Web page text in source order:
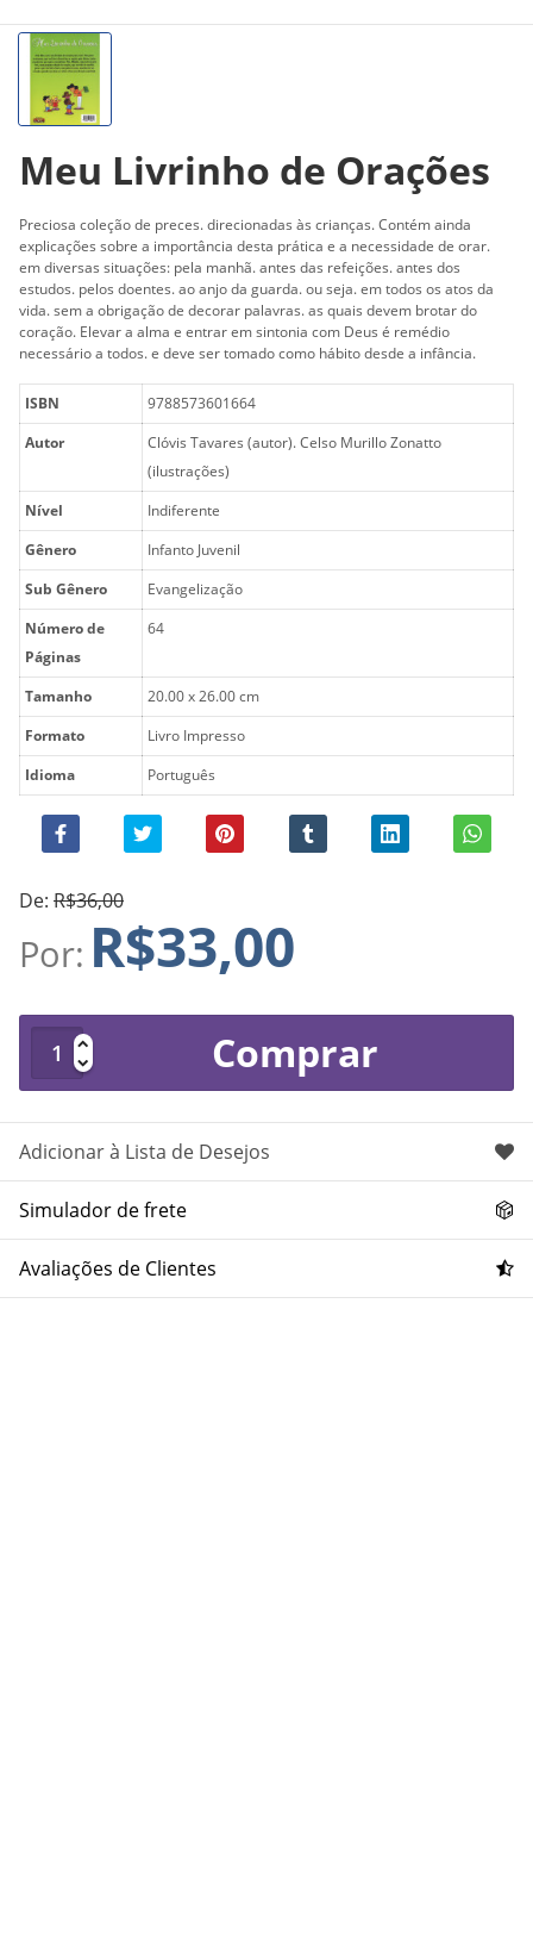
De: R$36,00
Por: R$33,00
Comprar
Adicionar à Lista de Desejos
Simulador de frete
Meu Livrinho de Orações
Preciosa coleção de preces. direcionadas às crianças. Contém ainda
explicações sobre a importância desta prática e a necessidade de orar.
em diversas situações: pela manhã. antes das refeições. antes dos
estudos. pelos doentes. ao anjo da guarda. ou seja. em todos os atos da
vida. sem a obrigação de decorar palavras. as quais devem brotar do
coração. Elevar a alma e entrar em sintonia com Deus é remédio
necessário a todos. e deve ser tomado como hábito desde a infância.
ISBN
9788573601664
Autor
Clóvis Tavares (autor). Celso Murillo Zonatto
(ilustrações)
Nível
Indiferente
Gênero
Infanto Juvenil
Sub Gênero
Evangelização
Número de
Páginas
64
Tamanho
20.00 x 26.00 cm
Formato
Livro Impresso
Idioma
Português
Avaliações de Clientes